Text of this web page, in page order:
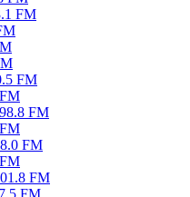
FM
FM
FM
FM
FM
FM